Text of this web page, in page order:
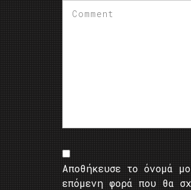
Αποθήκευσε το όνομά
επόμενη φορά που θα